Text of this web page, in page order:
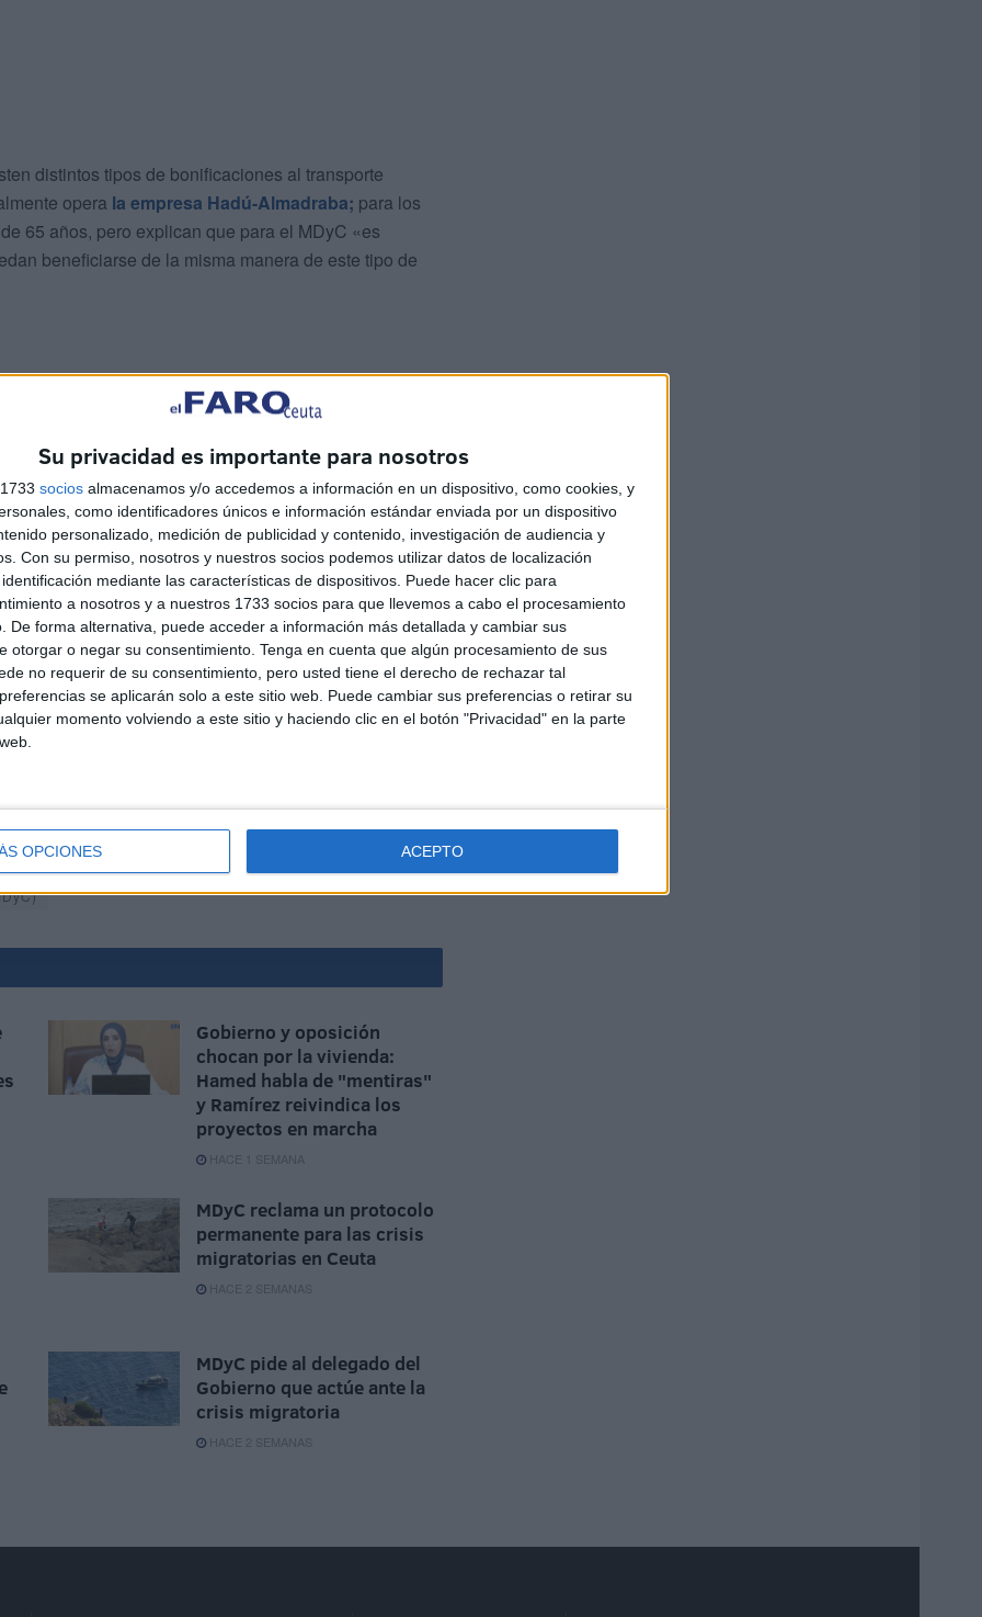
Su privacidad es importante para nosotros
socios almacenamos y/o accedemos a información en un dispositivo, como cookies, y
como identificadores únicos e información estándar enviada por un dispositivo
personalizado, medición de publicidad y contenido, investigación de audiencia y
Con su permiso, nosotros y nuestros socios podemos utilizar datos de localización
mediante las características de dispositivos. Puede hacer clic para
a nosotros y a nuestros 1733 socios para que llevemos a cabo el procesamiento
De forma alternativa, puede acceder a información más detallada y cambiar sus
otorgar o negar su consentimiento. Tenga en cuenta que algún procesamiento de sus
no requerir de su consentimiento, pero usted tiene el derecho de rechazar tal
se aplicarán solo a este sitio web. Puede cambiar sus preferencias o retirar su
momento volviendo a este sitio y haciendo clic en el botón "Privacidad" en la parte
OPCIONES ACEPTO
distintos tipos de bonificaciones al transporte
opera la empresa Hadú-Almadraba; para los
65 años, pero explican que para el MDyC «es
beneficiarse de la misma manera de este tipo de
Fatima Hamed, van a instar al Ejecutivo local que
en el próximo Pleno de la Asamblea de Ceuta
lleve esta propuesta, una sesión plenaria de la que
MDyC también se ha referido este lunes a la
del aumento decontagiosen Ceuta, «sin tomar las
Gobierno y oposición
chocan por la vivienda:
Hamed habla de "mentiras"
y Ramírez reivindica los
proyectos en marcha
HACE 1 SEMANA
MDyC reclama un protocolo
permanente para las crisis
migratorias en Ceuta
HACE 2 SEMANAS
MDyC pide al delegado del
Gobierno que actúe ante la
crisis migratoria
HACE 2 SEMANAS